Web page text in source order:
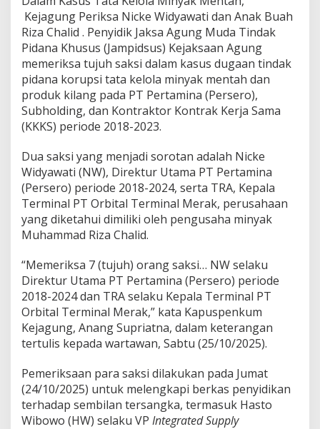
o
l
M
i
n
y
a
k
M
n
t
a
h
,
K
e
a
g
u
n
g
P
r
k
s
a
N
Kejagung Periksa Nicke Widyawati dan Anak Buah
Riza Chalid . Penyidik Jaksa Agung Muda Tindak
Pidana Khusus (Jampidsus) Kejaksaan Agung
memeriksa tujuh saksi dalam kasus dugaan tindak
pidana korupsi tata kelola minyak mentah dan
produk kilang pada PT Pertamina (Persero),
Subholding, dan Kontraktor Kontrak Kerja Sama
(KKKS) periode 2018-2023.
Dua saksi yang menjadi sorotan adalah Nicke
Widyawati (NW), Direktur Utama PT Pertamina
(Persero) periode 2018-2024, serta TRA, Kepala
Terminal PT Orbital Terminal Merak, perusahaan
yang diketahui dimiliki oleh pengusaha minyak
Muhammad Riza Chalid.
“Memeriksa 7 (tujuh) orang saksi… NW selaku
Direktur Utama PT Pertamina (Persero) periode
2018-2024 dan TRA selaku Kepala Terminal PT
Orbital Terminal Merak,” kata Kapuspenkum
Kejagung, Anang Supriatna, dalam keterangan
tertulis kepada wartawan, Sabtu (25/10/2025).
Pemeriksaan para saksi dilakukan pada Jumat
(24/10/2025) untuk melengkapi berkas penyidikan
terhadap sembilan tersangka, termasuk Hasto
Wibowo (HW) selaku VP Integrated Supply